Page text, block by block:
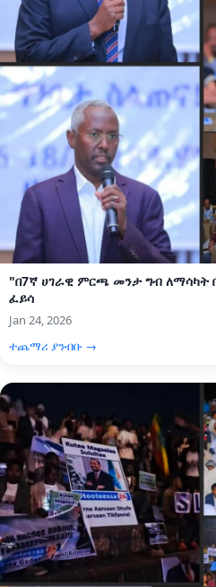
"በ7ኛ ሀገራዊ ምርጫ መንታ ግብ ለማሳካት
ፈይሳ
Jan 24, 2026
ተጨማሪ ያንብቡ →